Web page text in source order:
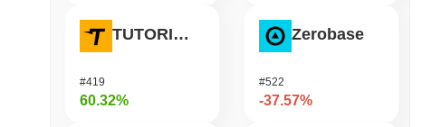
TUTORIAL
#419
60.32%
Zerobase
#522
-37.57%